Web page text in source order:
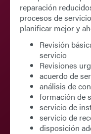
reparación
procesos de
planificar mejor y
Revisión
servicio
Revisiones
acuerdo de
análisis de
formación de
servicio de
servicio de
disposición